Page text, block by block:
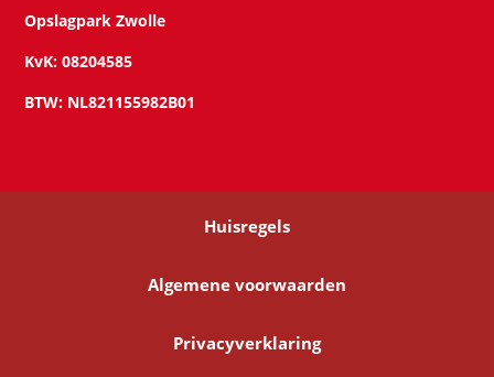
Opslagpark Zwolle
KvK: 08204585
BTW: NL821155982B01
Huisregels
Algemene voorwaarden
Privacyverklaring